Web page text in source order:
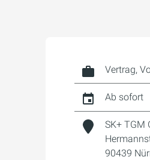
Vertrag,
Ab sofort
SK+ TGM
90439